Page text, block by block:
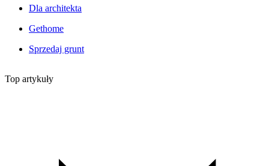
Dla architekta
Gethome
Sprzedaj grunt
Top artykuły